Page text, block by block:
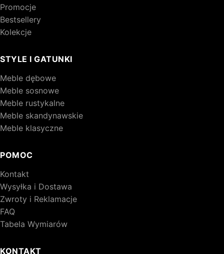
Promocje
Bestsellery
Kolekcje
STYLE I GATUNKI
Meble dębowe
Meble sosnowe
Meble rustykalne
Meble skandynawskie
Meble klasyczne
POMOC
Kontakt
Wysyłka i Dostawa
Zwroty i Reklamacje
FAQ
Tabela Wymiarów
KONTAKT